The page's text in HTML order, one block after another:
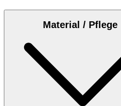
Material / Pflege